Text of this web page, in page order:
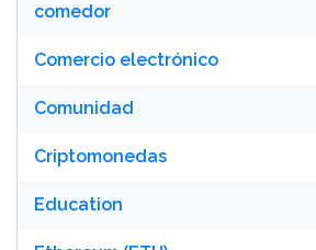
comedor
Comercio electrónico
Comunidad
Criptomonedas
Education